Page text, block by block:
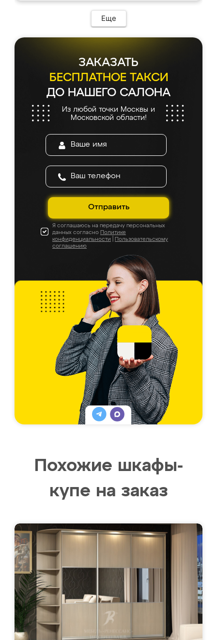
Еще
ЗАКАЗАТЬ
БЕСПЛАТНОЕ ТАКСИ
ДО НАШЕГО САЛОНА
Из любой точки Москвы и
Московской области!
Отправить
Я соглашаюсь на передачу персональных
данных согласно Политике
конфиденциальности
Пользовательскому
соглашению
Похожие шкафы-
купе на заказ